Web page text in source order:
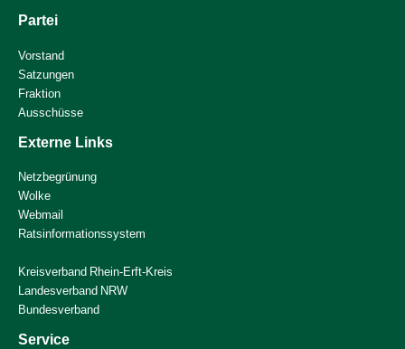
Partei
Vorstand
Satzungen
Fraktion
Ausschüsse
Externe Links
Netzbegrünung
Wolke
Webmail
Ratsinformationssystem
Kreisverband Rhein-Erft-Kreis
Landesverband NRW
Bundesverband
Service